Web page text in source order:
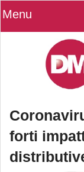
Menu
forti